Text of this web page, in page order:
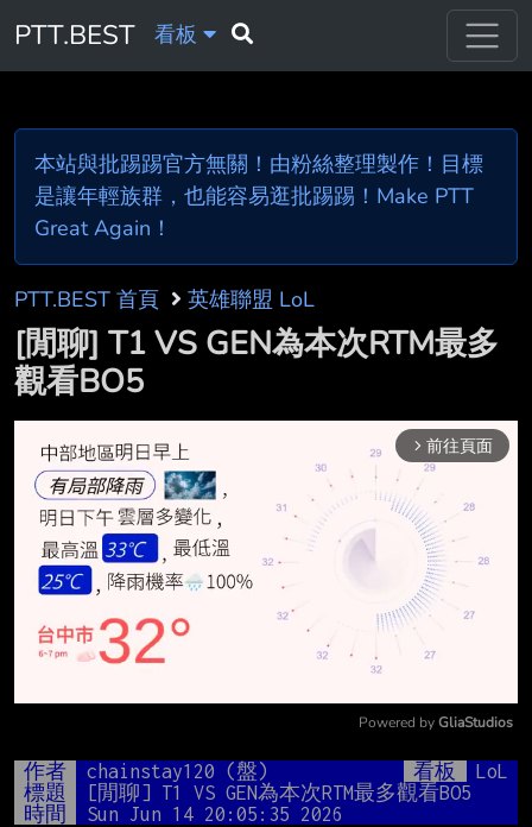
PTT.BEST 看板
本站與批踢踢官方無關！由粉絲整理製作！目標
是讓年輕族群，也能容易逛批踢踢！Make PTT
Great Again！
PTT.BEST 首頁 英雄聯盟 LoL
[閒聊] T1 VS GEN為本次RTM最多
觀看BO5
arrow_forward_ios 前往頁面
Mute
Powered by GliaStudios
作者 chainstay120 (盤) 看板
LoL
標題
[閒聊] T1 VS GEN為本次RTM最多觀看BO5
時間
Sun Jun 14 20:05:35 2026